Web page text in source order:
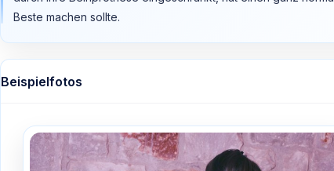
Beste machen sollte.
Beispielfotos